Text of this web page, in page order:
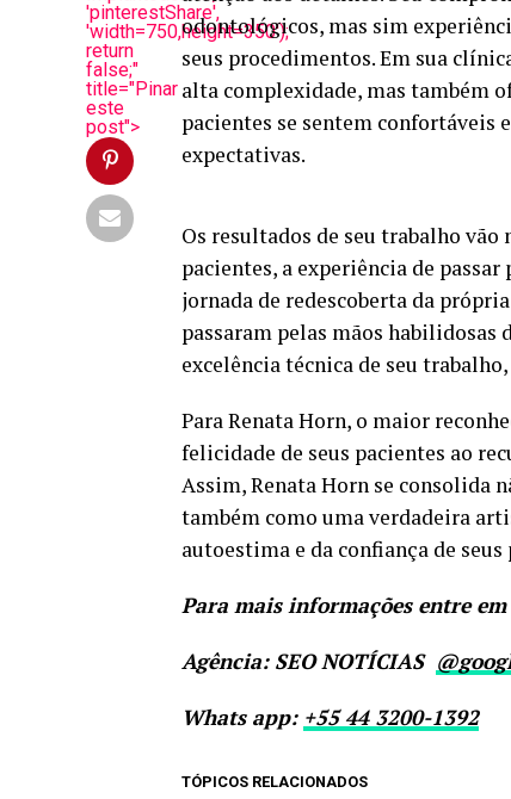
'pinterestShare',
'width=750,height=350');
return
false;"
title="Pinar
este
post">
odontológicos, mas sim
seus procedimentos. Em sua
alta complexidade, mas também
pacientes se sentem confortáveis
expectativas.
Os resultados de seu trabalho
pacientes, a experiência de
jornada de redescoberta da
passaram pelas mãos habilidosas
excelência técnica de seu
Para Renata Horn, o maior
felicidade de seus pacientes ao
Assim, Renata Horn se consolida
também como uma verdadeira
autoestima e da confiança de seus
Para mais informações entre
Agência: SEO NOTÍCIAS
Whats app: +55 44 3200-1392
TÓPICOS RELACIONADOS